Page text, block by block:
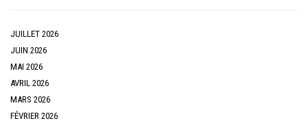
JUILLET 2026
JUIN 2026
MAI 2026
AVRIL 2026
MARS 2026
FÉVRIER 2026